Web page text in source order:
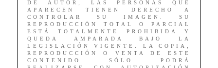
DE AUTOR, LAS PERSONAS QUE
APARECEN TIENEN DERECHO A
CONTROLAR SU IMAGEN. SU
REPRODUCCIÓN TOTAL O PARCIAL
ESTÁ TOTALMENTE PROHIBIDA Y
QUEDA AMPARADA BAJO LA
LEGISLACIÓN VIGENTE. LA COPIA,
REPRODUCCIÓN O VENTA DE ESTE
CONTENIDO SÓLO PODRÁ